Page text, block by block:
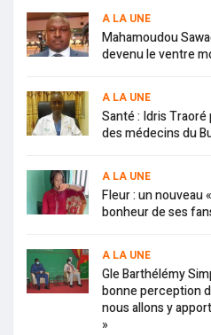
A LA UNE
Mahamoudou
devenu le ventre
A LA UNE
Santé : Idris
des médecins du
A LA UNE
Fleur : un nouveau
bonheur de ses
A LA UNE
Gle Barthélémy
bonne perception
nous allons y
»